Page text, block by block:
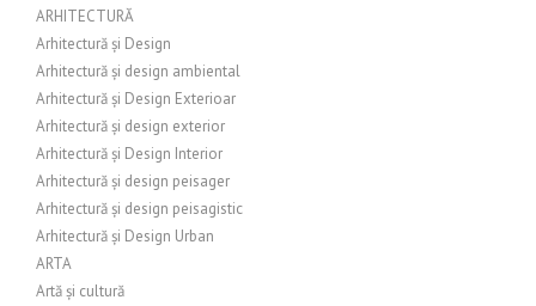
ARHITECTURĂ
Arhitectură și Design
Arhitectură și design ambiental
Arhitectură și Design Exterioar
Arhitectură și design exterior
Arhitectură și Design Interior
Arhitectură și design peisager
Arhitectură și design peisagistic
Arhitectură și Design Urban
ARTA
Artă și cultură